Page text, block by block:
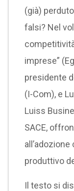
(già)
falsi? Nel
imprese”
presidente
(I-Com), e
Luiss
SACE,
produttivo
Il testo si